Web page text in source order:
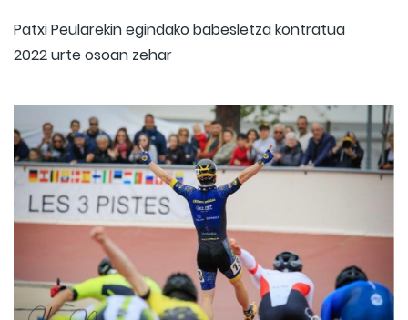
Patxi Peularekin egindako babesletza kontratua
2022 urte osoan zehar